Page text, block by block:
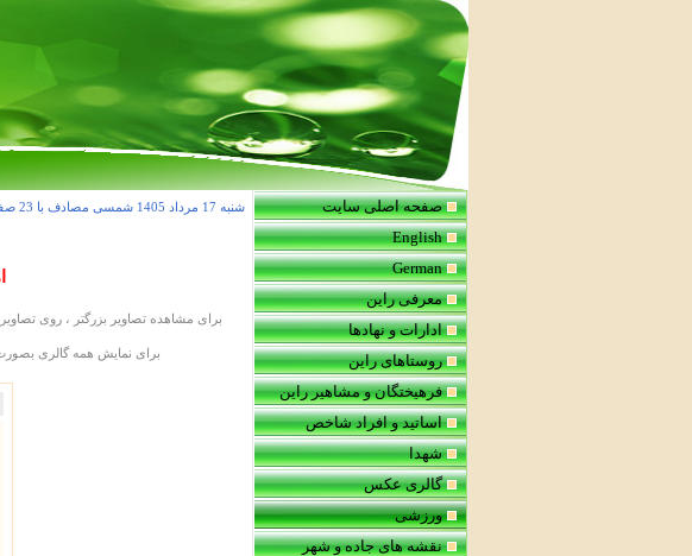
صفحه اصلی سایت
English
German
معرفی راین
ادارات و نهادها
روستاهای راین
فرهیختگان و مشاهیر راین
اساتید و افراد شاخص
شهدا
گالری عکس
ورزشی
نقشه های جاده و شهر
شنبه 17 مرداد 1405 شمسی مصادف با 23 صفر 1448هجری قمری
برای مشاهده تصاوير بزرگتر ، روی
برای نمايش همه گالری